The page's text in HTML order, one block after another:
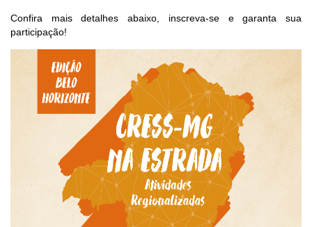
Confira mais detalhes abaixo, inscreva-se e garanta sua
participação!